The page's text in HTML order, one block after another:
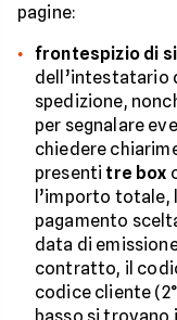
pagine:
frontespizio di
dell’intestatario
spedizione,
per segnalare
chiedere
presenti tre box
l’importo totale,
pagamento
data di
contratto, il
codice cliente